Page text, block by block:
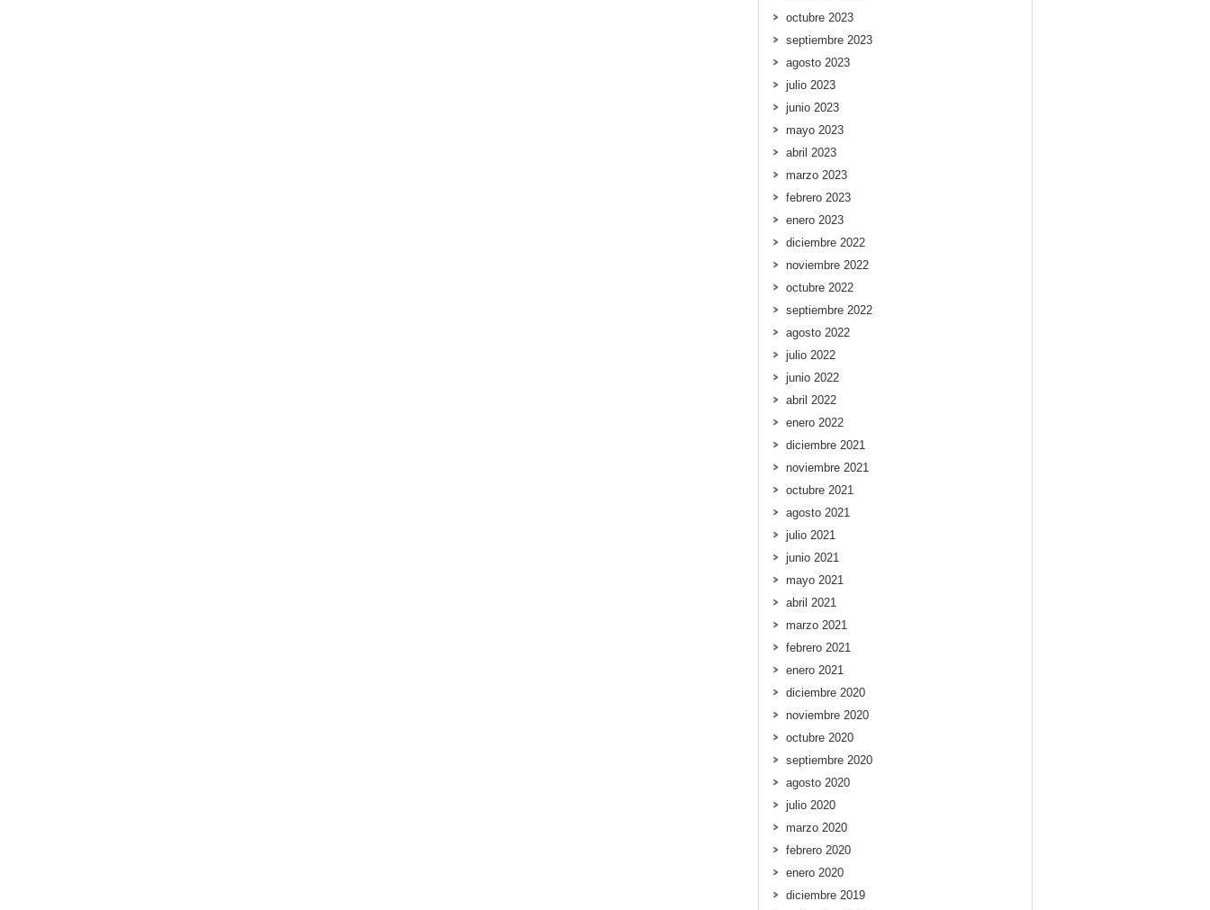
octubre 2023
septiembre 2023
agosto 2023
julio 2023
junio 2023
mayo 2023
abril 2023
marzo 2023
febrero 2023
enero 2023
diciembre 2022
noviembre 2022
octubre 2022
septiembre 2022
agosto 2022
julio 2022
junio 2022
abril 2022
enero 2022
diciembre 2021
noviembre 2021
octubre 2021
agosto 2021
julio 2021
junio 2021
mayo 2021
abril 2021
marzo 2021
febrero 2021
enero 2021
diciembre 2020
noviembre 2020
octubre 2020
septiembre 2020
agosto 2020
julio 2020
marzo 2020
febrero 2020
enero 2020
diciembre 2019